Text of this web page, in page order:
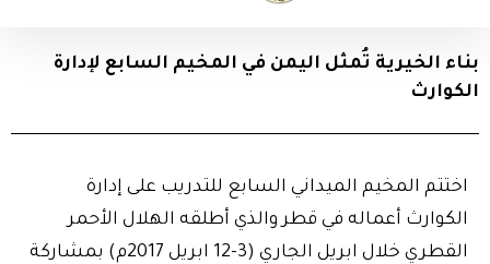
بناء الخيرية تُمثل اليمن في المخيم السابع لإدارة
الكوارث
اختتم المخيم الميداني السابع للتدريب على إدارة
الكوارث أعماله في قطر والذي أطلقه الهلال الأحمر
القطري خلال ابريل الجاري (3-12 ابريل 2017م) بمشاركة